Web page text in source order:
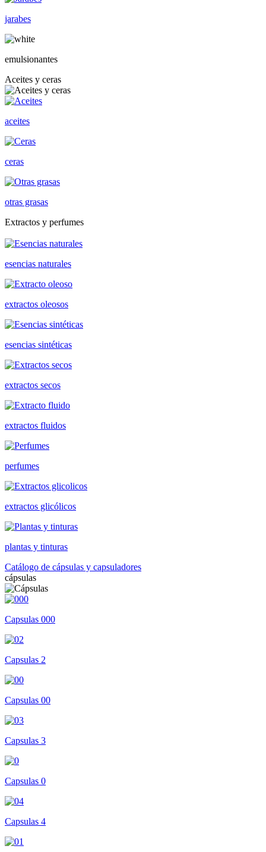
jarabes
emulsionantes
Aceites y ceras
aceites
ceras
otras grasas
Extractos y perfumes
esencias naturales
extractos oleosos
esencias sintéticas
extractos secos
extractos fluidos
perfumes
extractos glicólicos
plantas y tinturas
Catálogo de cápsulas y capsuladores
cápsulas
Capsulas 000
Capsulas 2
Capsulas 00
Capsulas 3
Capsulas 0
Capsulas 4